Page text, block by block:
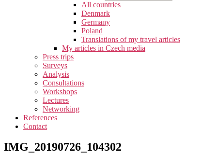
All countries
Denmark
Germany
Poland
Translations of my travel articles
My articles in Czech media
Press trips
Surveys
Analysis
Consultations
Workshops
Lectures
Networking
References
Contact
IMG_20190726_104302